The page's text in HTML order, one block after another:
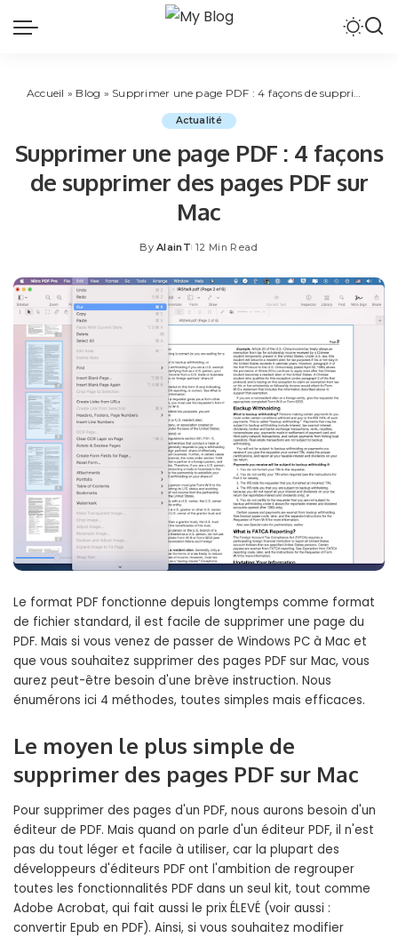
Accueil » Blog » Supprimer une page PDF : 4 façons de supprimer des pages PDF sur Mac
Actualité
Supprimer une page PDF : 4 façons
de supprimer des pages PDF sur
Mac
Posted
By AlainT 12 Min Read
Le format PDF fonctionne depuis longtemps comme format
de fichier standard, il est facile de supprimer une page du
PDF. Mais si vous venez de passer de Windows PC à Mac et
que vous souhaitez supprimer des pages PDF sur Mac, vous
aurez peut-être besoin d'une brève instruction. Nous
énumérons ici 4 méthodes, toutes simples mais efficaces.
Le moyen le plus simple de
supprimer des pages PDF sur Mac
Pour supprimer des pages d'un PDF, nous aurons besoin d'un
éditeur de PDF. Mais quand on parle d'un éditeur PDF, il n'est
pas du tout léger et facile à utiliser, car la plupart des
développeurs d'éditeurs PDF ont l'ambition de regrouper
toutes les fonctionnalités PDF dans un seul kit, tout comme
Adobe Acrobat, qui fait aussi le prix ÉLEVÉ (voir aussi :
convertir Epub en PDF). Ainsi, si vous souhaitez modifier